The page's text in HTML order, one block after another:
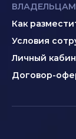
ВЛАДЕЛЬЦАМ
Как
Условия
Личный
Договор-